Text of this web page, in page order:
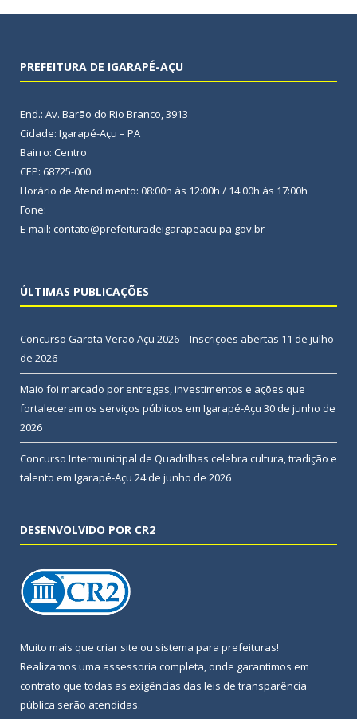
PREFEITURA DE IGARAPÉ-AÇU
End.: Av. Barão do Rio Branco, 3913
Cidade: Igarapé-Açu – PA
Bairro: Centro
CEP: 68725-000
Horário de Atendimento: 08:00h às 12:00h / 14:00h às 17:00h
Fone:
E-mail: contato@prefeituradeigarapeacu.pa.gov.br
ÚLTIMAS PUBLICAÇÕES
Concurso Garota Verão Açu 2026 – Inscrições abertas 11 de julho
de 2026
Maio foi marcado por entregas, investimentos e ações que
fortaleceram os serviços públicos em Igarapé-Açu 30 de junho de
2026
Concurso Intermunicipal de Quadrilhas celebra cultura, tradição e
talento em Igarapé-Açu 24 de junho de 2026
DESENVOLVIDO POR CR2
Muito mais que criar site ou sistema para prefeituras!
Realizamos uma assessoria completa, onde garantimos em
contrato que todas as exigências das leis de transparência
pública serão atendidas.